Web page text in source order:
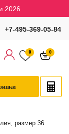
2026
+7-495-369-05-84
0 0
размер 36